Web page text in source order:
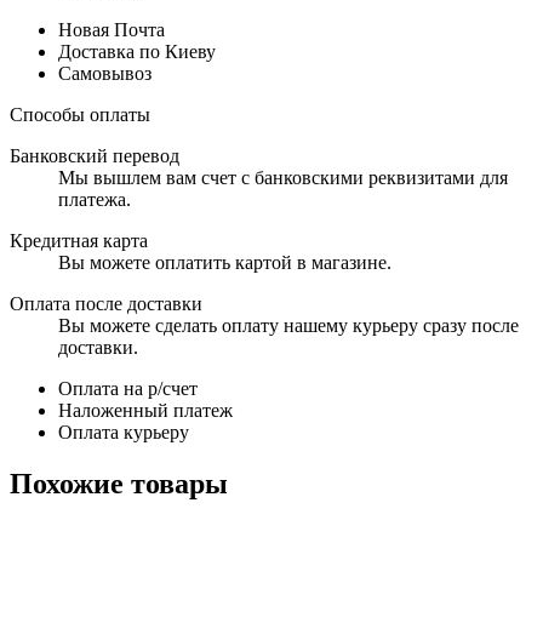
Новая Почта
Доставка по Киеву
Самовывоз
Способы оплаты
Банковский перевод
Мы вышлем вам счет с банковскими реквизитами для
платежа.
Кредитная карта
Вы можете оплатить картой в магазине.
Оплата после доставки
Вы можете сделать оплату нашему курьеру сразу после
доставки.
Оплата на р/счет
Наложенный платеж
Оплата курьеру
Похожие товары